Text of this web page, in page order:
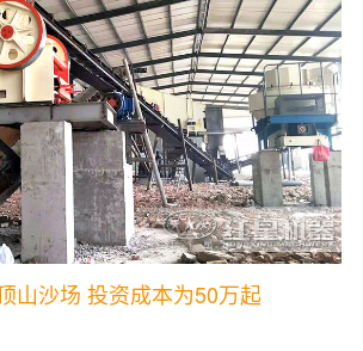
山沙场 投资成本为50万起